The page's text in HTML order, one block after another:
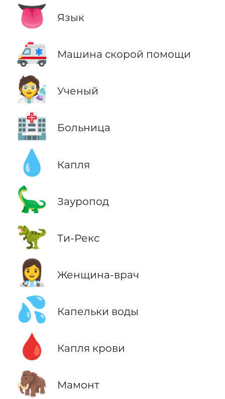
👅 Язык
🚑 Машина скорой помощи
🧑‍🔬 Ученый
🏥 Больница
💧 Капля
🦕 Зауропод
🦖 Ти-Рекс
👩‍⚕️ Женщина-врач
💦 Капельки воды
🩸 Капля крови
🦣 Мамонт